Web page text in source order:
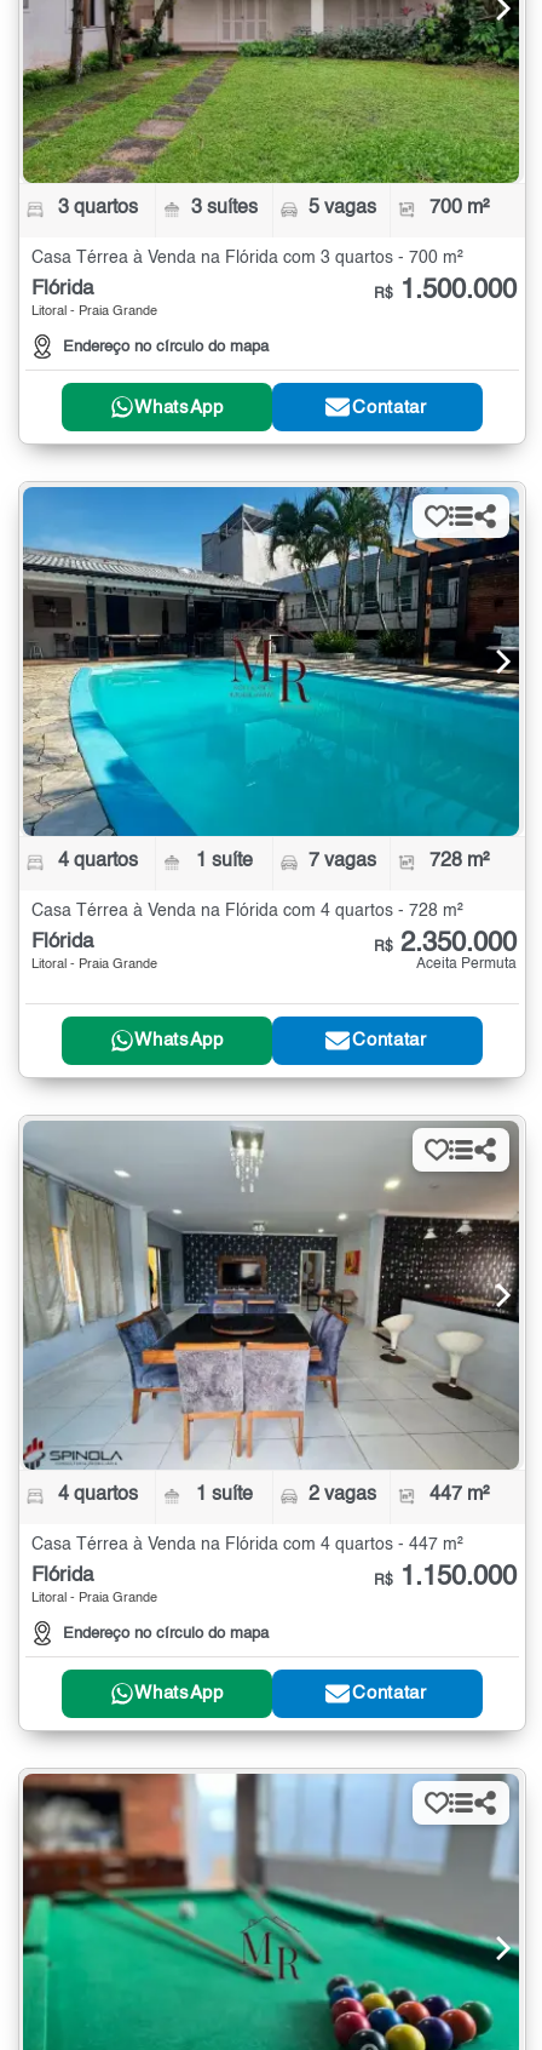
3 quartos 3 suítes 5 vagas 700 m²
Casa Térrea à Venda na Flórida com 3 quartos - 700 m²
Flórida
Litoral - Praia Grande
Endereço no círculo do mapa
R$ 1.500.000
WhatsApp Contatar
4 quartos 1 suíte 7 vagas 728 m²
Casa Térrea à Venda na Flórida com 4 quartos - 728 m²
Flórida
Litoral - Praia Grande
R$ 2.350.000
Aceita Permuta
WhatsApp Contatar
4 quartos 1 suíte 2 vagas 447 m²
Casa Térrea à Venda na Flórida com 4 quartos - 447 m²
Flórida
Litoral - Praia Grande
Endereço no círculo do mapa
R$ 1.150.000
WhatsApp Contatar